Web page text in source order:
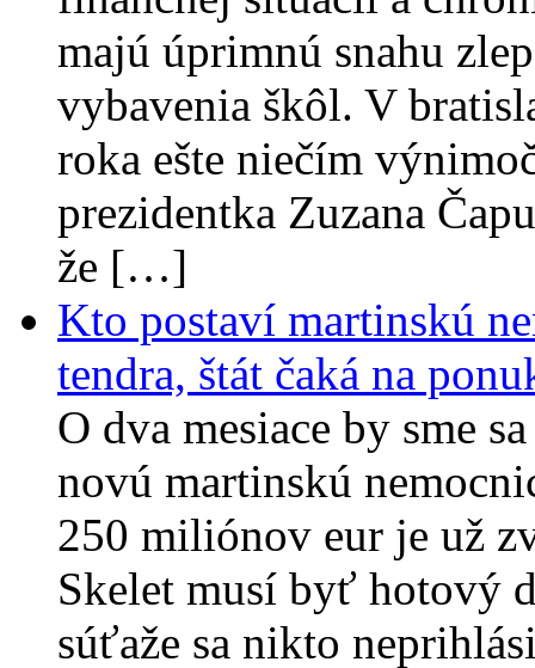
majú úprimnú snahu
vybavenia škôl. V
roka ešte niečím
prezidentka Zuzana
že […]
Kto postaví martinskú
tendra, štát čaká na
O dva mesiace by sme
novú martinskú
250 miliónov eur je už
Skelet musí byť hotový
súťaže sa nikto